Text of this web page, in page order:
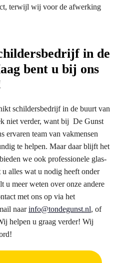
terwijl wij voor de afwerking
in de
bent u bij ons
schildersbedrijf in de buurt van
niet verder, want bij De Gunst
ervaren team van vakmensen
te helpen. Maar daar blijft het
we ook professionele glas-
alles wat u nodig heeft onder
u meer weten over onze andere
met ons op via het
naarinfo@tondegunst.nl, of
helpen u graag verder! Wij